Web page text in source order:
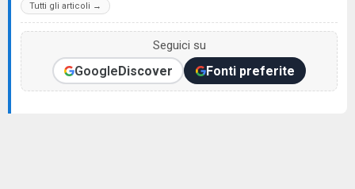
Tutti gli articoli →
Seguici su
GoogleDiscover Fonti preferite